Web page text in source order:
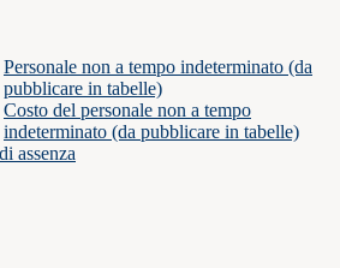
Personale non a tempo indeterminato (da
pubblicare in tabelle)
Costo del personale non a tempo
indeterminato (da pubblicare in tabelle)
assenza